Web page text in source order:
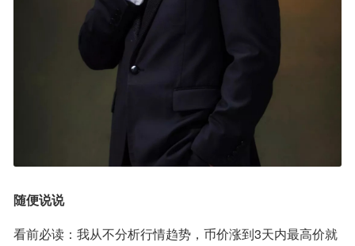
随便说说
看前必读：我从不分析行情趋势，币价涨到3天内最高价就